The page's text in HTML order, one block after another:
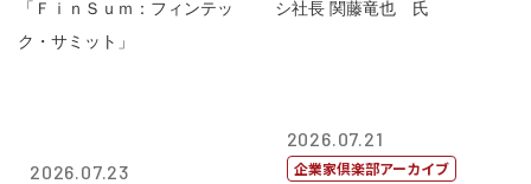
2026.07.23
2026.07.21
企業家倶楽部アーカイブ